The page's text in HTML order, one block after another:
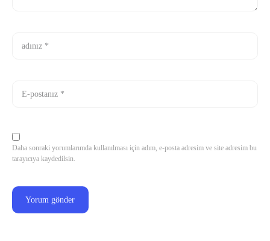
Daha sonraki yorumlarımda kullanılması için adım, e-posta adresim ve site adresim bu
tarayıcıya kaydedilsin.